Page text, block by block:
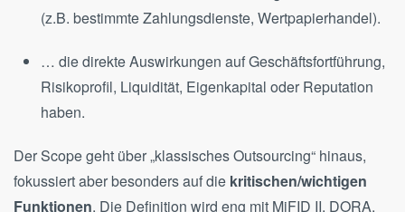
(z.B. bestimmte Zahlungsdienste, Wertpapierhandel).
… die direkte Auswirkungen auf Geschäftsfortführung,
Risikoprofil, Liquidität, Eigenkapital oder Reputation
haben.
Der Scope geht über „klassisches Outsourcing“ hinaus,
fokussiert aber besonders auf die kritischen/wichtigen
Funktionen. Die Definition wird eng mit MiFID II, DORA,